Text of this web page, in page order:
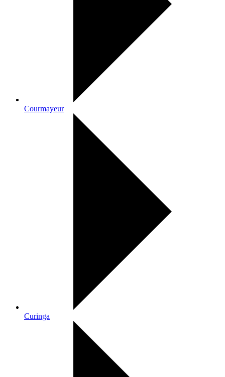
Courmayeur
Curinga